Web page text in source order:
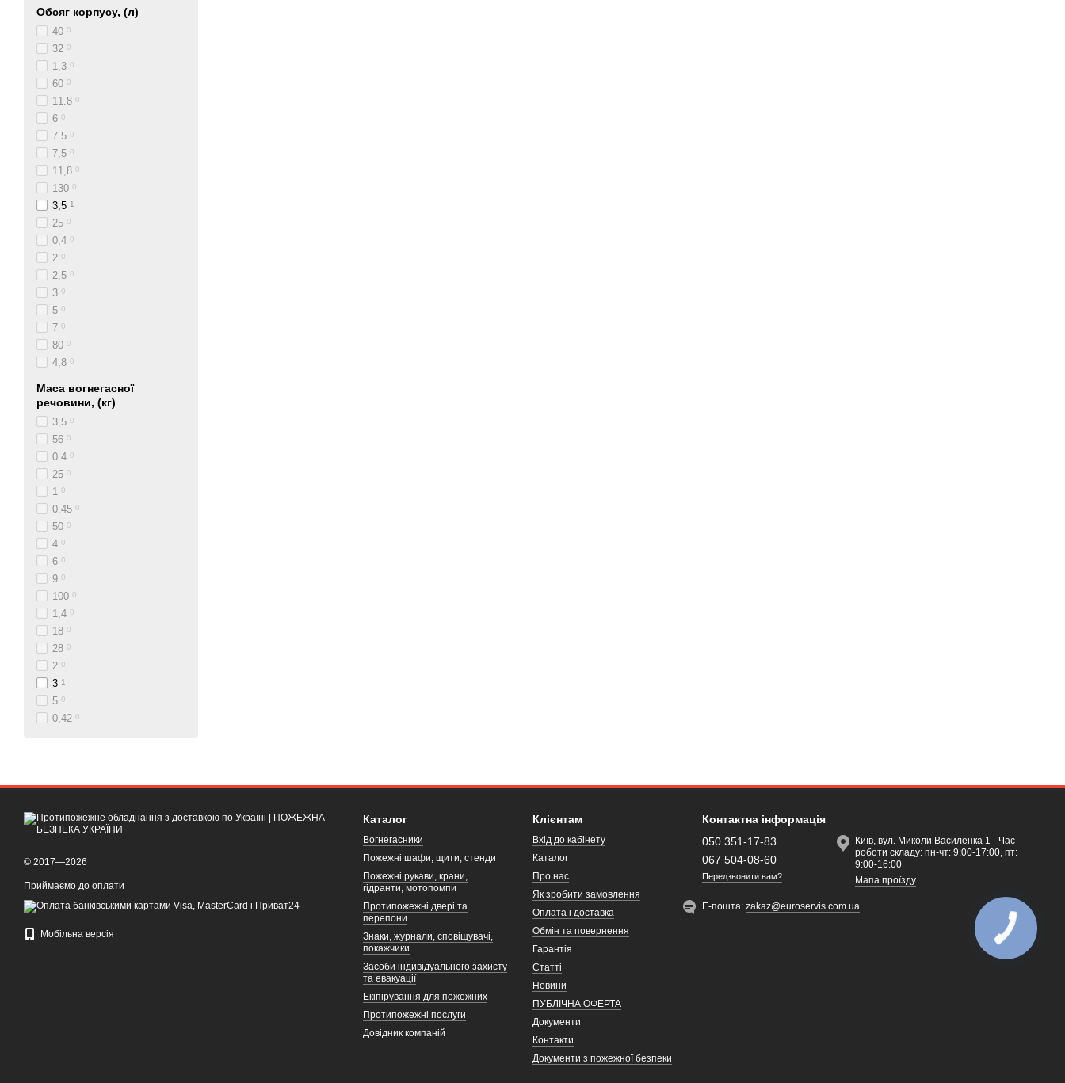
Обсяг корпусу, (л)
40 0
32 0
1,3 0
60 0
11.8 0
6 0
7.5 0
7,5 0
11,8 0
130 0
3,5 1
25 0
0,4 0
2 0
2,5 0
3 0
5 0
7 0
80 0
4,8 0
Маса вогнегасної
речовини, (кг)
3,5 0
56 0
0.4 0
25 0
1 0
0.45 0
50 0
4 0
6 0
9 0
100 0
1,4 0
18 0
28 0
2 0
3 1
5 0
0,42 0
© 2017—2026
Приймаємо до оплати
Мобільна версія
Каталог
Вогнегасники
Пожежні шафи, щити, стенди
Пожежні рукави, крани,
гідранти, мотопомпи
Протипожежні двері та
перепони
Знаки, журнали, сповіщувачі,
покажчики
Засоби індивідуального захисту
та евакуації
Екіпірування для пожежних
Протипожежні послуги
Довідник компаній
Клієнтам
Вхід до кабінету
Каталог
Про нас
Як зробити замовлення
Оплата і доставка
Обмін та повернення
Гарантія
Статті
Новини
ПУБЛІЧНА ОФЕРТА
Документи
Контакти
Документи з пожежної безпеки
Контактна інформація
050 351-17-83
067 504-08-60
Передзвонити вам?
Київ, вул. Миколи Василенка 1 - Час
роботи складу: пн-чт: 9:00-17:00, пт:
9:00-16:00
Мапа проїзду
Е-пошта:zakaz@euroservis.com.ua